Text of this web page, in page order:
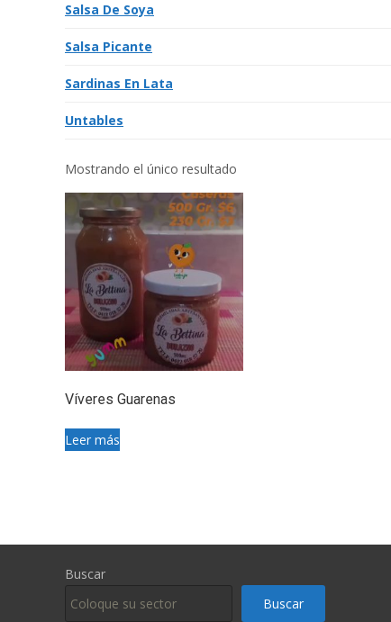
Salsa De Soya
Salsa Picante
Sardinas En Lata
Untables
Mostrando el único resultado
Víveres Guarenas
Leer más
Buscar
Buscar